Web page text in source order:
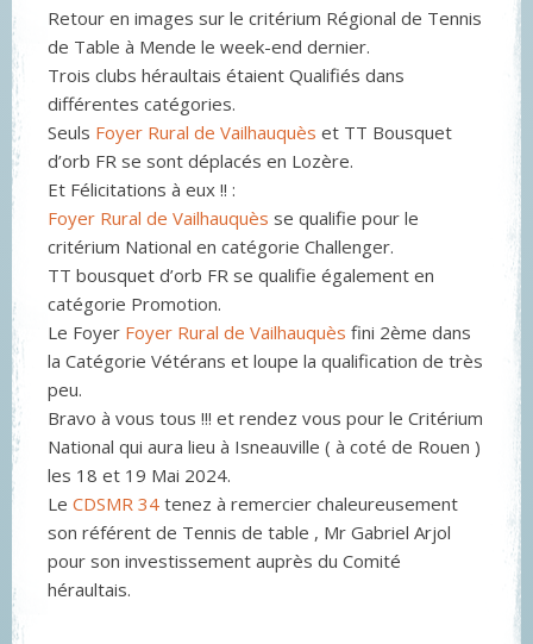
Retour en images sur le critérium Régional de Tennis
de Table à Mende le week-end dernier.
Trois clubs héraultais étaient Qualifiés dans
différentes catégories.
Seuls Foyer Rural de Vailhauquès et TT Bousquet
d’orb FR se sont déplacés en Lozère.
Et Félicitations à eux !! :
Foyer Rural de Vailhauquès se qualifie pour le
critérium National en catégorie Challenger.
TT bousquet d’orb FR se qualifie également en
catégorie Promotion.
Le Foyer Foyer Rural de Vailhauquès fini 2ème dans
la Catégorie Vétérans et loupe la qualification de très
peu.
Bravo à vous tous !!! et rendez vous pour le Critérium
National qui aura lieu à Isneauville ( à coté de Rouen )
les 18 et 19 Mai 2024.
Le CDSMR 34 tenez à remercier chaleureusement
son référent de Tennis de table , Mr Gabriel Arjol
pour son investissement auprès du Comité
héraultais.